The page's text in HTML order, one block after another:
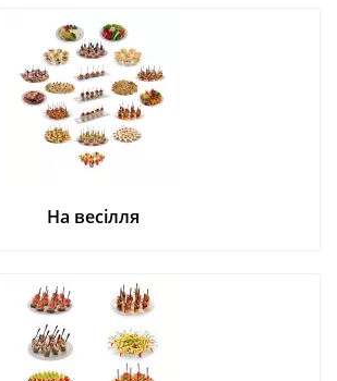
На весілля